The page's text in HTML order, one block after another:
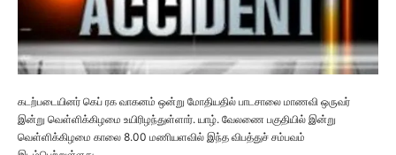
கடற்படையினர் கெப் ரக வாகனம் ஒன்று மோதியதில் பாடசாலை மாணவி ஒருவர்
இன்று வெள்ளிக்கிழமை உயிரிழந்துள்ளார். யாழ். வேலணை பகுதியில் இன்று
வெள்ளிக்கிழமை காலை 8.00 மணியளவில் இந்த விபத்துச் சம்பவம்